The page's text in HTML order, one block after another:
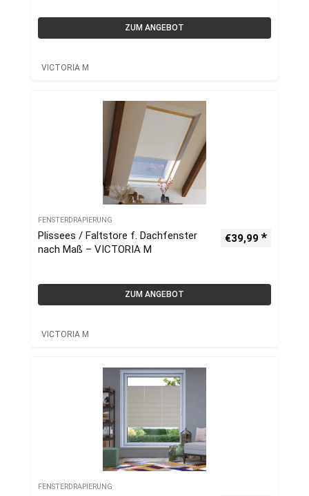
ZUM ANGEBOT
VICTORIA M
FENSTERDRAPIERUNG
Plissees / Faltstore f. Dachfenster
nach Maß – VICTORIA M
€39,99
ZUM ANGEBOT
VICTORIA M
FENSTERDRAPIERUNG